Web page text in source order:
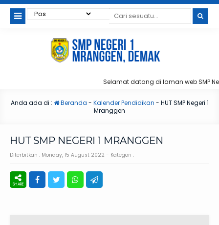
Selamat datang di laman web SMP
Anda ada di : Beranda - Kalender Pendidikan - HUT SMP Negeri 1
Mranggen
HUT SMP NEGERI 1 MRANGGEN
Diterbitkan : Monday, 15 August 2022 - Kategori :